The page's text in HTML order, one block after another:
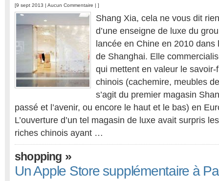
[9 sept 2013 | Aucun Commentaire | ]
Shang Xia, cela ne vous dit
d’une enseigne de luxe du
lancée en Chine en 2010
de Shanghai. Elle
qui mettent en valeur le
chinois (cachemire, meubles
s’agit du premier magasin
passé et l’avenir, ou encore le haut et le bas) en
L’ouverture d’un tel magasin de luxe avait surpris
riches chinois ayant …
shopping »
Un Apple Store supplémentaire à